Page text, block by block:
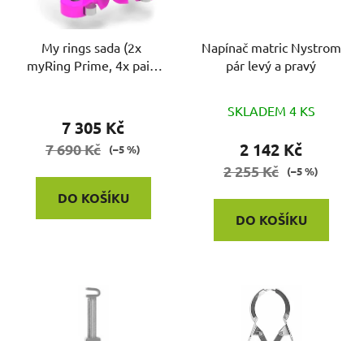
My rings sada (2x
myRing Prime, 4x pairs
7 305 Kč
7 690 Kč (–5 %)
DO KOŠÍKU
Napínač matric Nystrom
pár levý a pravý
SKLADEM 4 KS
2 142 Kč
2 255 Kč (–5 %)
DO KOŠÍKU